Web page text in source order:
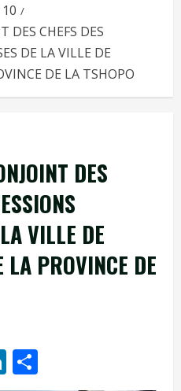
10
DES CHEFS DES
DE LA VILLE DE
DE LA TSHOPO
DES
VILLE DE
LA PROVINCE DE
LinkedIn